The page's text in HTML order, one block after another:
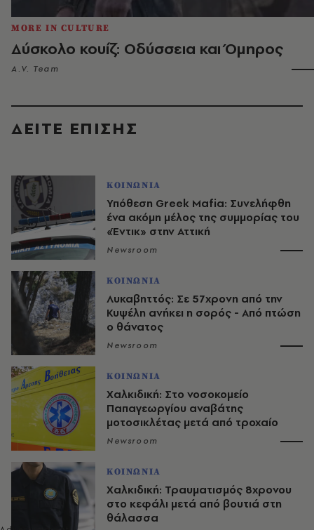
MORE IN CULTURE
Δύσκολο κουίζ: Οδύσσεια και Όμηρος
A.V. Team
ΔΕΙΤΕ ΕΠΙΣΗΣ
ΚΟΙΝΩΝΙΑ
Υπόθεση Greek Mafia: Συνελήφθη
ένα ακόμη μέλος της συμμορίας του
«Έντικ» στην Αττική
Newsroom
ΚΟΙΝΩΝΙΑ
Λυκαβηττός: Σε 57χρονη από την
Κυψέλη ανήκει η σορός - Από πτώση
ο θάνατος
Newsroom
ΚΟΙΝΩΝΙΑ
Χαλκιδική: Στο νοσοκομείο
Παπαγεωργίου αναβάτης
μοτοσικλέτας μετά από τροχαίο
Newsroom
ΚΟΙΝΩΝΙΑ
Χαλκιδική: Τραυματισμός 8χρονου
στο κεφάλι μετά από βουτιά στη
θάλασσα